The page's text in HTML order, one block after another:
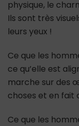
physique, le
Ils sont très
leurs yeux !
Ce que les
ce qu’elle est
marche sur des
choses et en fait
Ce que les